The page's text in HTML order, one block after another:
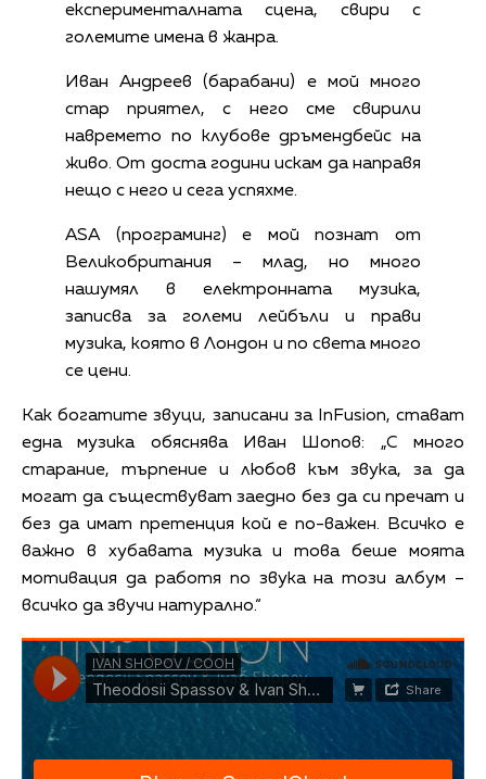
експерименталната сцена, свири с
големите имена в жанра.
Иван Андреев (барабани) е мой много
стар приятел, с него сме свирили
навремето по клубове дръмендбейс на
живо. От доста години искам да направя
нещо с него и сега успяхме.
ASA (програминг) е мой познат от
Великобритания – млад, но много
нашумял в електронната музика,
записва за големи лейбъли и прави
музика, която в Лондон и по света много
се цени.
Как богатите звуци, записани за InFusion, стават
една музика обяснява Иван Шопов: „С много
старание, търпение и любов към звука, за да
могат да съществуват заедно без да си пречат и
без да имат претенция кой е по-важен. Всичко е
важно в хубавата музика и това беше моята
мотивация да работя по звука на този албум –
всичко да звучи натурално.“